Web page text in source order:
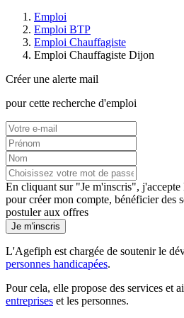
Emploi
Emploi BTP
Emploi Chauffagiste
Emploi Chauffagiste Dijon
Créer une alerte mail
pour cette recherche d'emploi
En cliquant sur "Je m'inscris", j'accepte
pour créer mon compte, bénéficier des
postuler aux offres
Je m'inscris
L'Agefiph est chargée de soutenir le
personnes handicapées.
Pour cela, elle propose des services et
entreprises et les personnes.